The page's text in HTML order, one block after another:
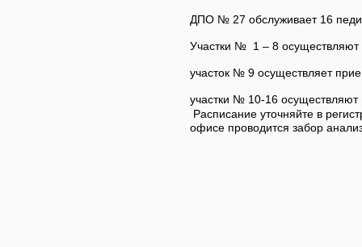
ДПО № 27 обслуживает 16
Участки № 1 – 8 осуществляют
участок № 9 осуществляет
участки № 10-16
Расписание уточняйте в
офисе проводится забор